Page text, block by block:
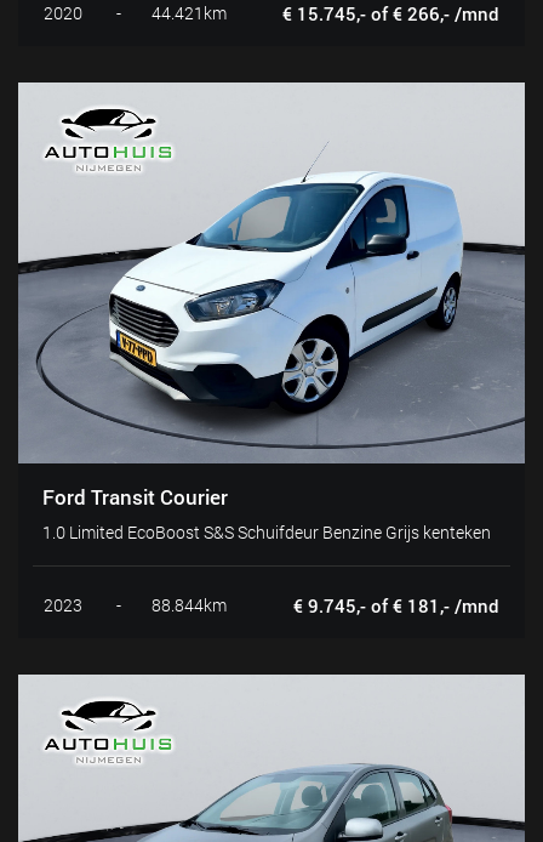
2020 - 44.421km € 15.745,- of € 266,- /mnd
Ford Transit Courier
1.0 Limited EcoBoost S&S Schuifdeur Benzine Grijs kenteken
2023 - 88.844km € 9.745,- of € 181,- /mnd